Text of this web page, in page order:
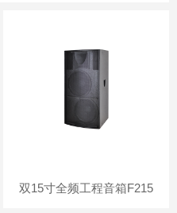
双15寸全频工程音箱F215